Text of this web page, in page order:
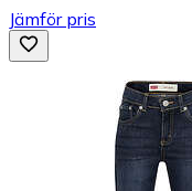
Jämför pris